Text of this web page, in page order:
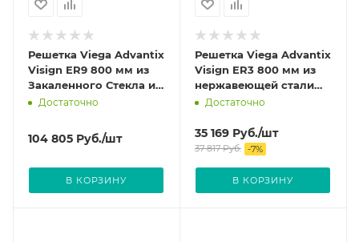
Решетка Viega Advantix
Visign ER9 800 мм из
Закаленного Стекла и
нержавеющей стали
Достаточно
104 805 Руб./шт
В КОРЗИНУ
Решетка Viega Advantix
Visign ER3 800 мм из
нержавеющей стали
цвет Глянцевый 589523
Достаточно
35 169 Руб./шт
37 817Руб. -7%
В КОРЗИНУ